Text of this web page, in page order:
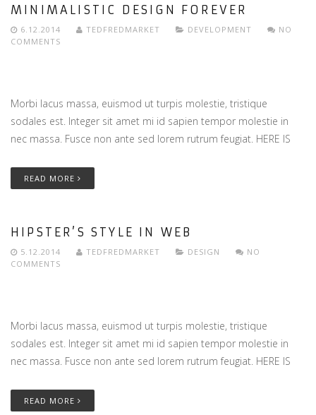
MINIMALISTIC DESIGN FOREVER
6.12.2014 TEDFREDMARKET DEVELOPMENT
NO
COMMENTS
Morbi lacus massa, euismod ut turpis molestie, tristique
sodales est. Integer sit amet mi id sapien tempor molestie in
nec massa. Fusce non ante sed lorem rutrum feugiat. HERE IS
READ MORE
HIPSTER’S STYLE IN WEB
5.12.2014 TEDFREDMARKET DESIGN
NO
COMMENTS
Morbi lacus massa, euismod ut turpis molestie, tristique
sodales est. Integer sit amet mi id sapien tempor molestie in
nec massa. Fusce non ante sed lorem rutrum feugiat. HERE IS
READ MORE